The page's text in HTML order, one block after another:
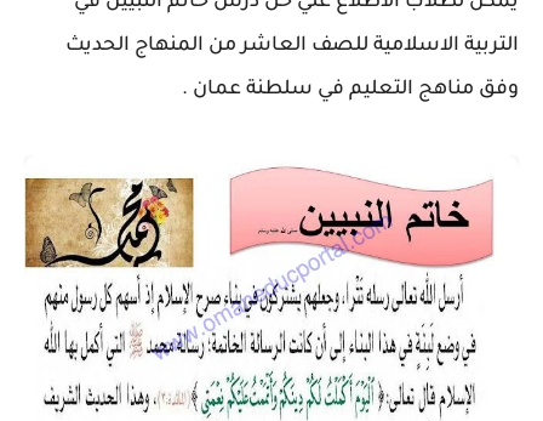
التربية الاسلامية للصف العاشر من المنهاج الحديث
وفق مناهج التعليم في سلطنة عمان .